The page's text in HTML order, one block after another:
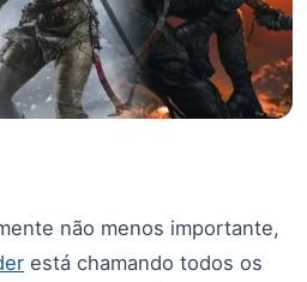
não menos importante,
está chamando todos os